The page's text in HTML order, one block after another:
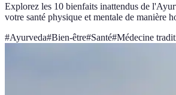
Explorez les 10 bienfaits inattendus de
votre santé physique et mentale de manière
#Ayurveda#Bien-être#Santé#Médecine